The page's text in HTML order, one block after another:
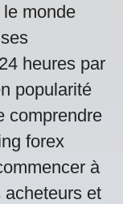
monde
heures par
popularité
comprendre
forex
à
acheteurs et